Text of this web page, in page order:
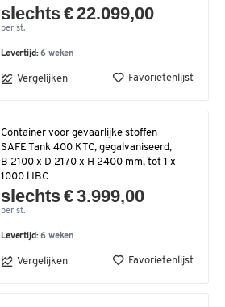
slechts € 22.099,00
per st.
Levertijd:6 weken
Vergelijken Favorietenlijst
Container voor gevaarlijke stoffen
SAFE Tank 400 KTC, gegalvaniseerd,
B 2100 x D 2170 x H 2400 mm, tot 1 x
1000 l IBC
slechts € 3.999,00
per st.
Levertijd:6 weken
Vergelijken Favorietenlijst